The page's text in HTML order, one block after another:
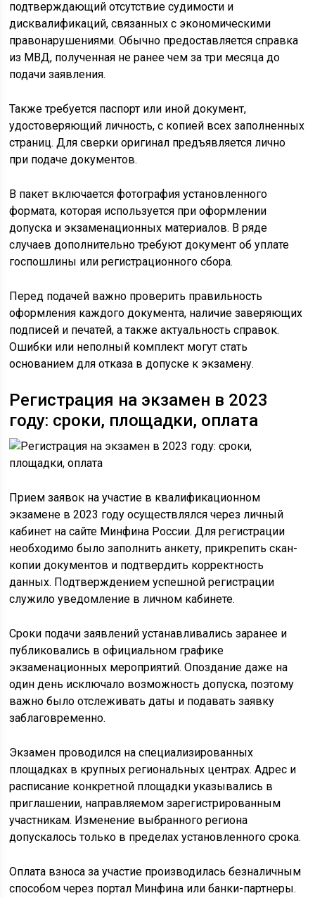
подтверждающий отсутствие судимости и
дисквалификаций, связанных с экономическими
правонарушениями. Обычно предоставляется справка
из МВД, полученная не ранее чем за три месяца до
подачи заявления.
Также требуется паспорт или иной документ,
удостоверяющий личность, с копией всех заполненных
страниц. Для сверки оригинал предъявляется лично
при подаче документов.
В пакет включается фотография установленного
формата, которая используется при оформлении
допуска и экзаменационных материалов. В ряде
случаев дополнительно требуют документ об уплате
госпошлины или регистрационного сбора.
Перед подачей важно проверить правильность
оформления каждого документа, наличие заверяющих
подписей и печатей, а также актуальность справок.
Ошибки или неполный комплект могут стать
основанием для отказа в допуске к экзамену.
Регистрация на экзамен в 2023
году: сроки, площадки, оплата
Прием заявок на участие в квалификационном
экзамене в 2023 году осуществлялся через личный
кабинет на сайте Минфина России. Для регистрации
необходимо было заполнить анкету, прикрепить скан-
копии документов и подтвердить корректность
данных. Подтверждением успешной регистрации
служило уведомление в личном кабинете.
Сроки подачи заявлений устанавливались заранее и
публиковались в официальном графике
экзаменационных мероприятий. Опоздание даже на
один день исключало возможность допуска, поэтому
важно было отслеживать даты и подавать заявку
заблаговременно.
Экзамен проводился на специализированных
площадках в крупных региональных центрах. Адрес и
расписание конкретной площадки указывались в
приглашении, направляемом зарегистрированным
участникам. Изменение выбранного региона
допускалось только в пределах установленного срока.
Оплата взноса за участие производилась безналичным
способом через портал Минфина или банки-партнеры.